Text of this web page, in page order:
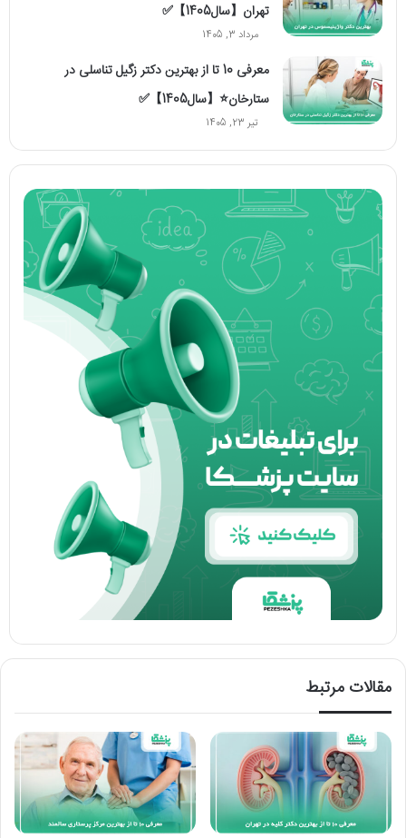
تهران【سال1405】✅
مرداد 3, 1405
معرفی 10 تا از بهترین دکتر زگیل تناسلی در
ستارخان⭐【سال1405】✅
تیر 23, 1405
مقالات مرتبط